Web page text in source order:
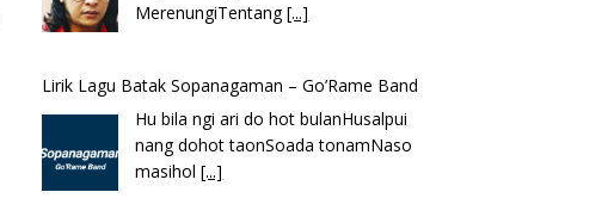
MerenungiTentang[...]
Lirik Lagu Batak Sopanagaman – Go’Rame Band
Hu bila ngi ari do hot bulanHusalpui
nang dohot taonSoada tonamNaso
masihol[...]